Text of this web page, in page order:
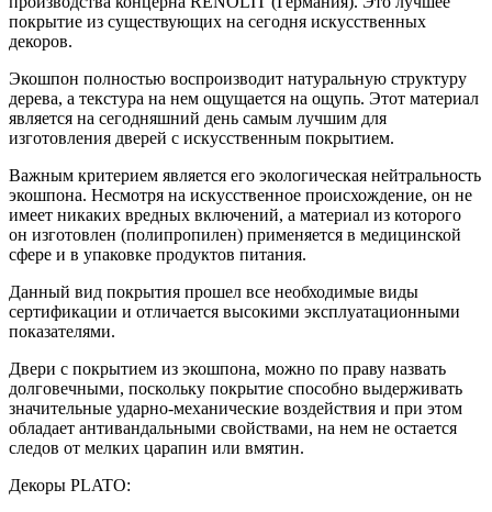
покрытие из существующих на сегодня искусственных
декоров.
Экошпон полностью воспроизводит натуральную структуру
дерева, а текстура на нем ощущается на ощупь. Этот материал
является на сегодняшний день самым лучшим для
изготовления дверей с искусственным покрытием.
Важным критерием является его экологическая нейтральность
экошпона. Несмотря на искусственное происхождение, он не
имеет никаких вредных включений, а материал из которого
он изготовлен (полипропилен) применяется в медицинской
сфере и в упаковке продуктов питания.
Данный вид покрытия прошел все необходимые виды
сертификации и отличается высокими эксплуатационными
показателями.
Двери с покрытием из экошпона, можно по праву назвать
долговечными, поскольку покрытие способно выдерживать
значительные ударно-механические воздействия и при этом
обладает антивандальными свойствами, на нем не остается
следов от мелких царапин или вмятин.
Декоры PLATO: